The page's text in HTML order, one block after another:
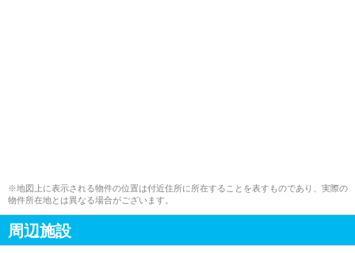
※地図上に表示される物件の位置は付近住所に所在することを表すものであり、実際の
物件所在地とは異なる場合がございます。
周辺施設